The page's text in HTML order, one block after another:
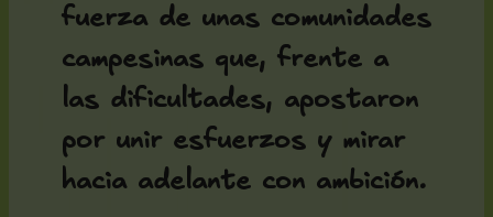
fuerza de unas comunidades
campesinas que, frente a
las dificultades, apostaron
por unir esfuerzos y mirar
hacia adelante con ambición.